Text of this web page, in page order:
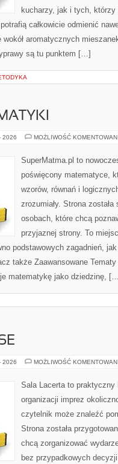
kucharzy, jak i tych, którzy
całkowicie odmienić
aromatycznych
są tu punktem […]
2026 MOŻLIWOŚĆ
SuperMatma.pl to
poświęcony matematyce,
wzorów, równań i
zrozumiały. Strona
osobach, które chcą
przyjaznej strony. To
podstawowych zagadnień,
także Zaawansowane
matematykę jako dziedzinę,
2026 MOŻLIWOŚĆ
Sala Lacerta to praktyczny
organizacji imprez
czytelnik może znaleźć
Strona została
chcą zorganizować
bez przypadkowych